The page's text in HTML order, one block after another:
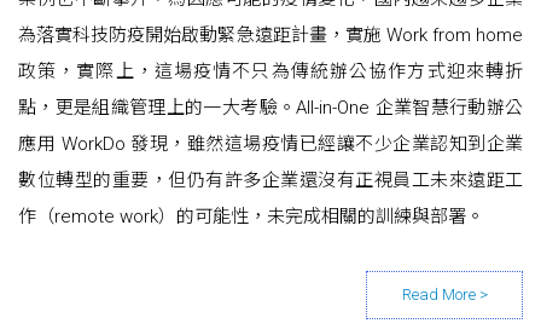
為落實科技防疫開始啟動緊急遠距計畫，實施 Work from home
政策，實際上，這場疫情不只為傳統辦公協作方式迎來轉折
點，更是組織管理上的一大考驗。All-in-One 企業智慧行動辦公
應用 WorkDo 發現，雖然這場疫情已經讓不少企業認知到企業
數位轉型的重要，但仍有許多企業還沒有正視員工未來遠距工
作（remote work）的可能性，未完成相關的訓練與部署。